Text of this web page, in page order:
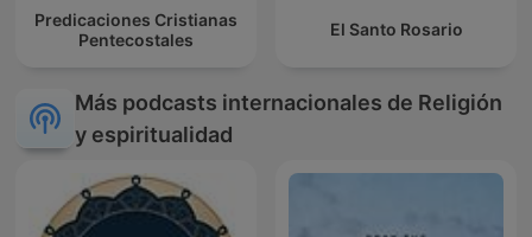
Predicaciones Cristianas
Pentecostales
El Santo Rosario
Más podcasts internacionales de Religión
y espiritualidad